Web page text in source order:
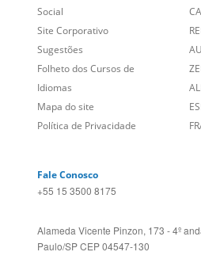
Site Corporativo
Sugestões
Folheto dos Cursos de
Idiomas
Mapa do site
Política de Privacidade
+55 15 3500 8175
Paulo/SP CEP 04547-130
Language Trainers,fundada em 2004